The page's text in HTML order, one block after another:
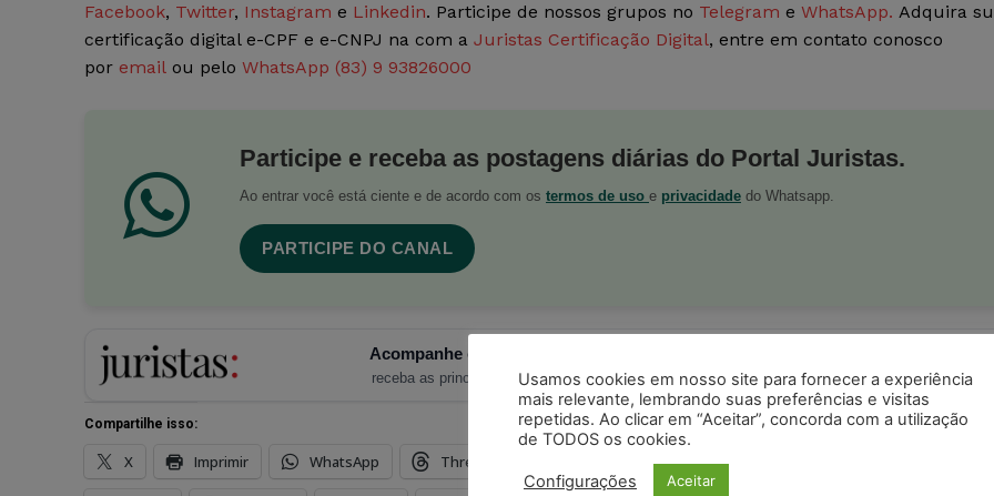
Facebook, Twitter, Instagram e Linkedin. Participe de nossos grupos no Telegram e WhatsApp. Adquira
certificação digital e-CPF e e-CNPJ na com a Juristas Certificação Digital, entre em contato conosco
por email ou pelo WhatsApp (83) 9 93826000
Participe e receba as postagens diárias do Portal Juristas.
Ao entrar você está ciente e de acordo com os termos de uso e privacidade do Whatsapp.
PARTICIPE DO CANAL
Acompanhe o Juristas no Google News
receba as principais notícias jurídicas do Brasil
Compartilhe isso:
X Imprimir WhatsApp Threads Telegram
Usamos cookies em nosso site para fornecer a experiência
mais relevante, lembrando suas preferências e visitas
repetidas. Ao clicar em “Aceitar”, concorda com a utilização
de TODOS os cookies.
Configurações Aceitar